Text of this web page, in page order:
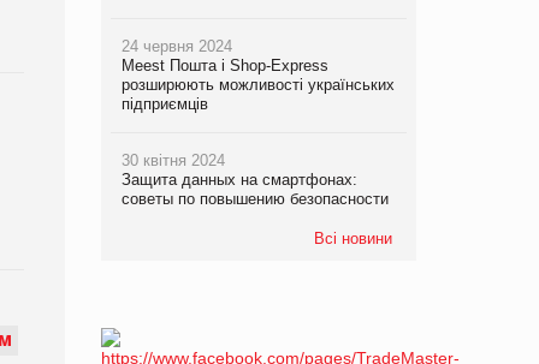
М
24 червня 2024
Meest Пошта і Shop-Express
розширюють можливості українських
підприємців
30 квітня 2024
Защита данных на смартфонах:
советы по повышению безопасности
Всі новини